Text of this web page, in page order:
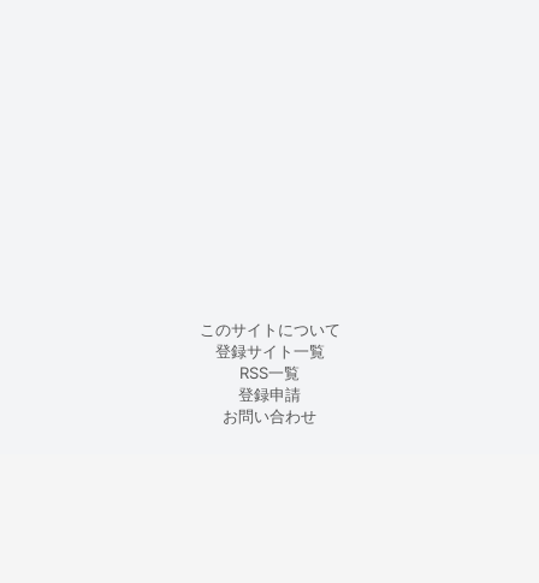
このサイトについて
登録サイト一覧
RSS一覧
登録申請
お問い合わせ